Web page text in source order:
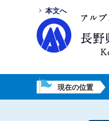
本文へ
現在の位置